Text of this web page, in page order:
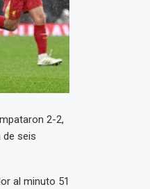
2-2,
de seis
al minuto 51